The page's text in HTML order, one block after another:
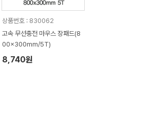
상품번호 : 830062
고속 무선충전 마우스 장패드(8
00x300mm/5T)
8,740원